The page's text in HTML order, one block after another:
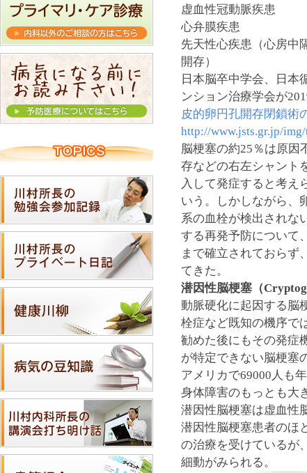
虚血性冠動脈疾患
心弁膜疾患
先天性心疾患（心房中
開存）
日本脳卒中学会、日本
ンション治療学会が
皮的卵円孔開存閉鎖術
http://www.jsts.gr.jp/
脳梗塞の約25％は原因
存などの右左シャント
入して発症すると考え
いう。しかしながら、
系の血栓が検出されな
する再発予防について
まで確立されておらず
てきた。
潜因性脳梗塞（
動脈硬化に起因する脳
栓症など既知の機序で
勧めた後にもその発症
が特定できない脳梗塞
アメリカで69000人も
身体障害のもっとも大
潜因性脳梗塞は虚血性
潜因性脳梗塞患者のほ
の治療を受けているが
細動がみられる。